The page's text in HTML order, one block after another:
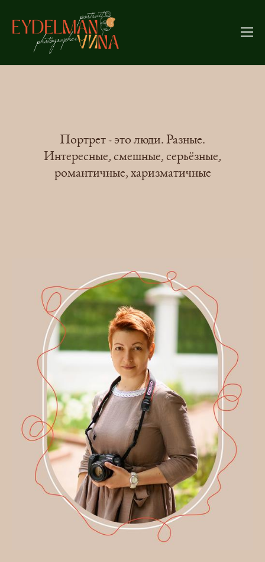
Портрет - это люди. Разные.
Интересные, смешные, серьёзные,
романтичные, харизматичные